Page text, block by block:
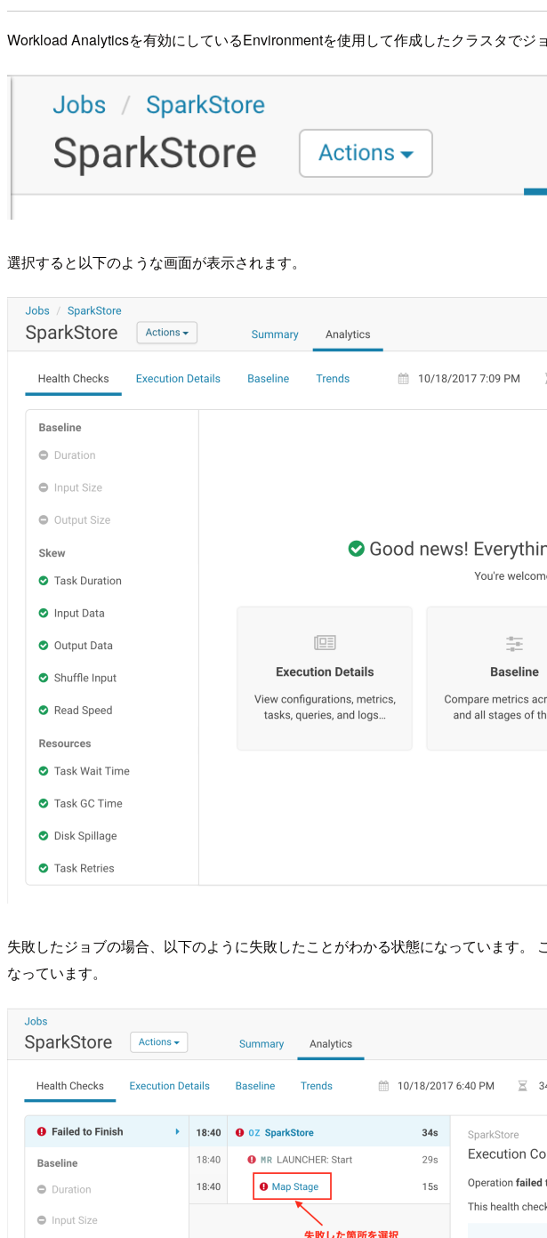
Workload Analyticsを有効にしているEnvironmentを使用して作成したクラスタでジ
選択すると以下のような画面が表示されます。
失敗したジョブの場合、以下のように失敗したことがわかる状態になっています
なっています。